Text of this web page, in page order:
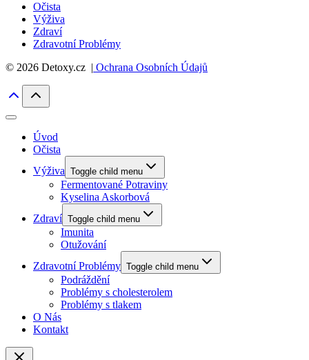
Očista
Výživa
Zdraví
Zdravotní Problémy
© 2026 Detoxy.cz | Ochrana Osobních Údajů
Úvod
Očista
Výživa Toggle child menu
Fermentované Potraviny
Kyselina Askorbová
Zdraví Toggle child menu
Imunita
Otužování
Zdravotní Problémy Toggle child menu
Podráždění
Problémy s cholesterolem
Problémy s tlakem
O Nás
Kontakt